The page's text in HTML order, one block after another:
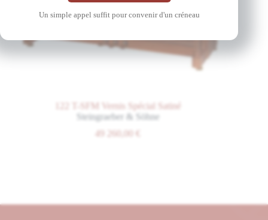
Un simple appel suffit pour convenir d'un créneau
122 T-SFM Vernis Spécial Satiné
Steingraeber & Söhne
49 260,00
€